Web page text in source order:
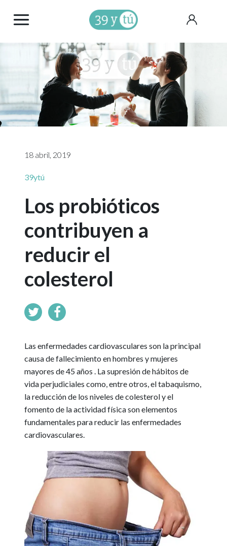
18 abril, 2019
39ytú
Los probióticos
contribuyen a
reducir el
colesterol
Las enfermedades cardiovasculares son la principal
causa de fallecimiento en hombres y mujeres
mayores de 45 años . La supresión de hábitos de
vida perjudiciales como, entre otros, el tabaquismo,
la reducción de los niveles de colesterol y el
fomento de la actividad física son elementos
fundamentales para reducir las enfermedades
cardiovasculares.